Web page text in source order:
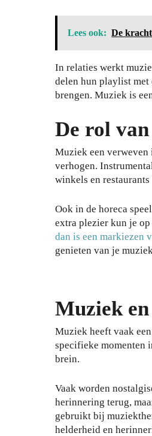
Lees ook: De
In relaties werkt
delen hun playlist met
brengen. Muziek is
De rol
Muziek een
verhogen.
winkels en
Ook in de horeca
extra plezier kun je
dan is een markiezen
genieten van je
Muziek
Muziek heeft vaak
specifieke momenten
brein.
Vaak worden
herinnering terug,
gebruikt bij
helderheid en